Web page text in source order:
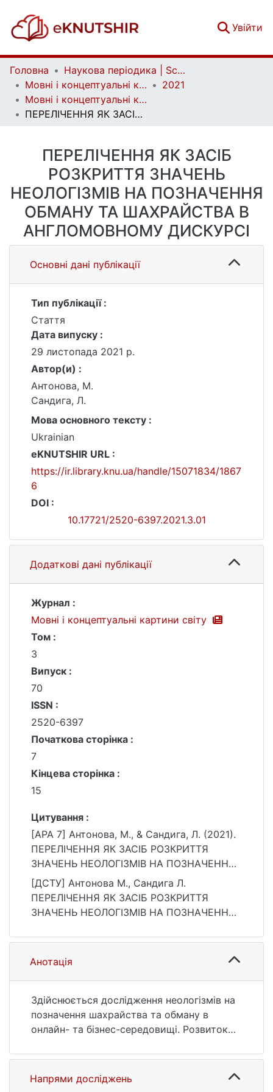
Увійти
Головна
Наукова періодика | Scientific periodicals
Мовні і концептуальні картини світу | Linguistic and conceptual worldviews
2021
Мовні і концептуальні картини світу. Вип. 3 (70)
ПЕРЕЛІЧЕННЯ ЯК ЗАСІБ РОЗКРИТТЯ ЗНАЧЕНЬ НЕОЛОГІЗМІВ НА ПОЗНАЧЕННЯ ОБМАНУ ТА ШАХРАЙСТВА В АНГЛОМОВНОМУ ДИСКУРСІ
ПЕРЕЛІЧЕННЯ ЯК ЗАСІБ
РОЗКРИТТЯ ЗНАЧЕНЬ
НЕОЛОГІЗМІВ НА ПОЗНАЧЕННЯ
ОБМАНУ ТА ШАХРАЙСТВА В
АНГЛОМОВНОМУ ДИСКУРСІ
Основні дані публікації
Тип публікації :
Стаття
Дата випуску :
29 листопада 2021 р.
Автор(и) :
Антонова, М.
Сандига, Л.
Мова основного тексту :
Ukrainian
eKNUTSHIR URL :
https://ir.library.knu.ua/handle/15071834/1867
6
DOI :
10.17721/2520-6397.2021.3.01
Додаткові дані публікації
Журнал :
Мовні і концептуальні картини світу
Том :
3
Випуск :
70
ISSN :
2520-6397
Початкова сторінка :
7
Кінцева сторінка :
15
Цитування :
[APA 7] Антонова, М., & Сандига, Л. (2021).
ПЕРЕЛІЧЕННЯ ЯК ЗАСІБ РОЗКРИТТЯ
ЗНАЧЕНЬ НЕОЛОГІЗМІВ НА ПОЗНАЧЕННЯ
ОБМАНУ ТА ШАХРАЙСТВА В
АНГЛОМОВНОМУ ДИСКУРСІ. Мовні і
концептуальні картини світу, 3(70), 7–15.
[ДСТУ] Антонова М., Сандига Л.
ПЕРЕЛІЧЕННЯ ЯК ЗАСІБ РОЗКРИТТЯ
ЗНАЧЕНЬ НЕОЛОГІЗМІВ НА ПОЗНАЧЕННЯ
АНГЛОМОВНОМУ ДИСКУРСІ. Мовні і
концептуальні картини світу. 2021. Т. 3, №
70. С. 7—15. DOI: 10.17721/2520-
26.07.2026).
Анотація
Здійснюється дослідження неологізмів на
позначення шахрайства та обману в
онлайн- та бізнес-середовищі. Розвиток
матеріалі сучасного англомовного
дискурсу із залученням перелічення як
засобу організації, структурування та
Напрями досліджень